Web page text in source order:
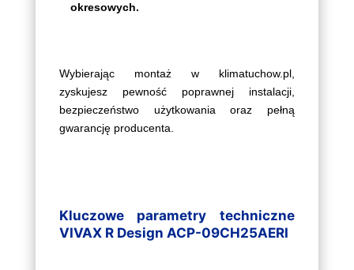
okresowych.
Wybierając montaż w klimatuchow.pl,
zyskujesz pewność poprawnej instalacji,
bezpieczeństwo użytkowania oraz pełną
gwarancję producenta.
Kluczowe parametry techniczne
VIVAX R Design ACP-09CH25AERI